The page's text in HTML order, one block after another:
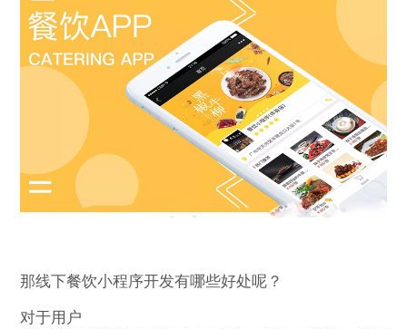
那线下餐饮小程序开发有哪些好处呢？
对于用户